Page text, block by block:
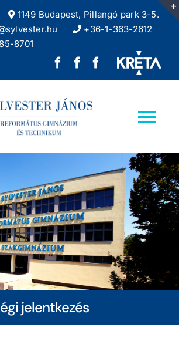
1149 Budapest, Pillangó park 3-5.
+36-1-363-2612
8701
Sylvester
Református
facebook
oldala
REFlex,
Sylvester
Sylvester
facebook
jelentkezés